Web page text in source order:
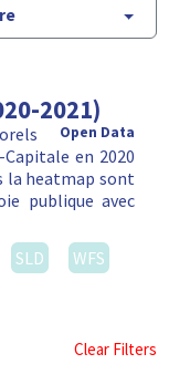
2021)
Open Data
en 2020
la heatmap sont
publique avec
SLD
WFS
Clear Filters